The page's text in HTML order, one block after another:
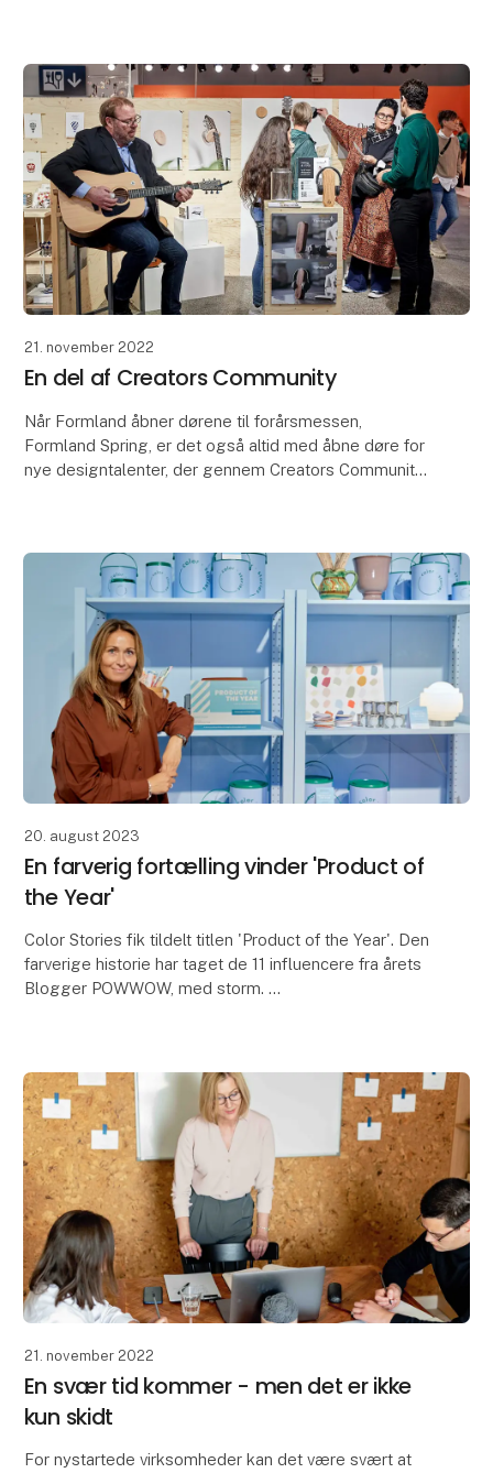
21. november 2022
En del af Creators Community
Når Formland åbner dørene til forårsmessen,
Formland Spring, er det også altid med åbne døre for
nye designtalenter, der gennem Creators Community
20. august 2023
En farverig fortælling vinder 'Product of
the Year'
Color Stories fik tildelt titlen 'Product of the Year'. Den
farverige historie har taget de 11 influencere fra årets
Blogger POWWOW, med storm.
21. november 2022
En svær tid kommer - men det er ikke
kun skidt
For nystartede virksomheder kan det være svært at